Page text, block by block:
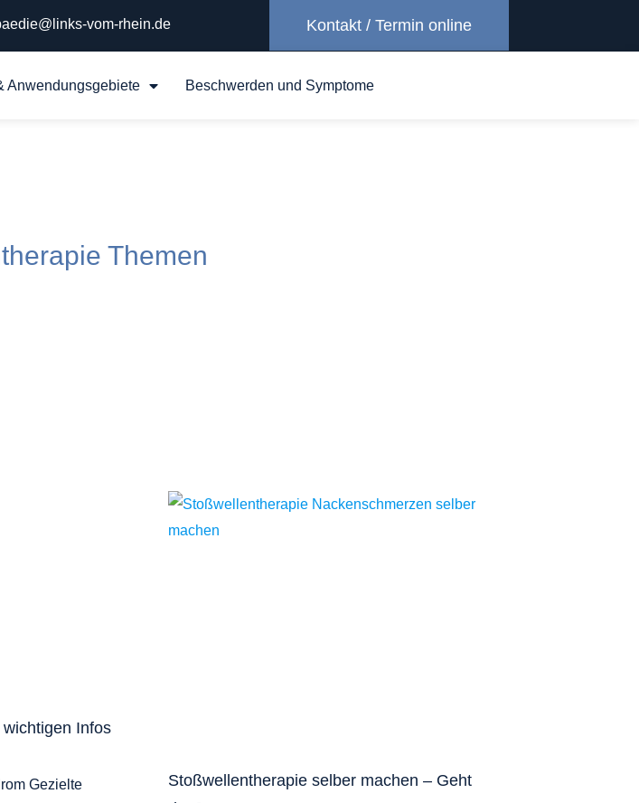
vom-rhein.de Kontakt / Termin online
Anwendungsgebiete Beschwerden und Symptome
Themen
Infos
Gezielte
Stoßwellentherapie selber machen – Geht